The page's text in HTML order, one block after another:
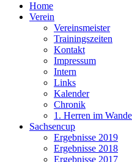
Home
Verein
Vereinsmeister
Trainingszeiten
Kontakt
Impressum
Intern
Links
Kalender
Chronik
1. Herren im
Sachsencup
Ergebnisse 2019
Ergebnisse 2018
Ergebnisse 2017